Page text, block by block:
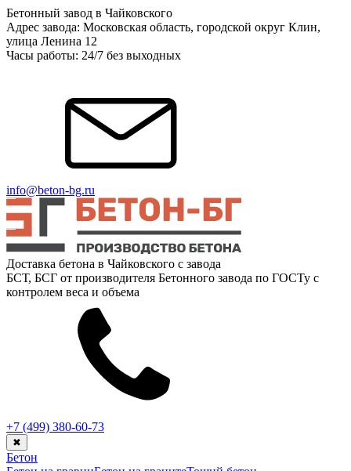
Бетонный завод в Чайковского
Адрес завода: Московская область, городской округ Клин,
улица Ленина 12
Часы работы: 24/7 без выходных
info@beton-bg.ru
Доставка бетона в Чайковского с завода
БСТ, БСГ от производителя Бетонного завода по ГОСТу с
контролем веса и объема
+7 (499) 380-60-73
✖
Бетон